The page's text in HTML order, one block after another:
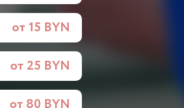
от 15 BYN
от 25 BYN